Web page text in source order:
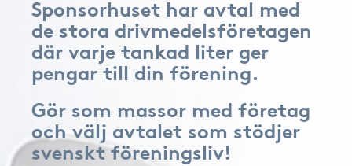
Sponsorhuset har avtal med
de stora drivmedelsföretagen
där varje tankad liter ger
pengar till din förening.
Gör som massor med företag
och välj avtalet som stödjer
svenskt föreningsliv!